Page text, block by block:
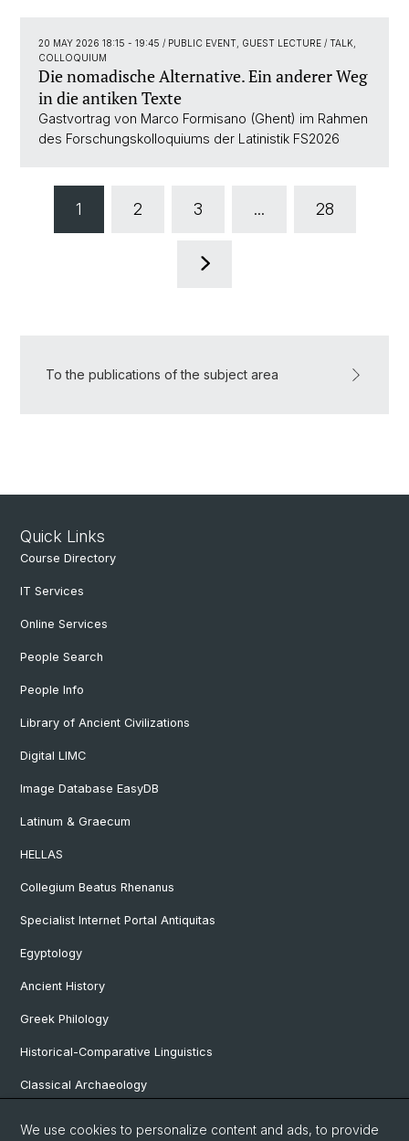
20 MAY 2026 18:15 - 19:45 / PUBLIC EVENT, GUEST LECTURE / TALK,
COLLOQUIUM
Die nomadische Alternative. Ein anderer Weg
in die antiken Texte
Gastvortrag von Marco Formisano (Ghent) im Rahmen
des Forschungskolloquiums der Latinistik FS2026
1 2 3 ... 28
To the publications of the subject area
Quick Links
Course Directory
IT Services
Online Services
People Search
People Info
Library of Ancient Civilizations
Digital LIMC
Image Database EasyDB
Latinum & Graecum
HELLAS
Collegium Beatus Rhenanus
Specialist Internet Portal Antiquitas
Egyptology
Ancient History
Greek Philology
Historical-Comparative Linguistics
Classical Archaeology
We use cookies to personalize content and ads, to provide